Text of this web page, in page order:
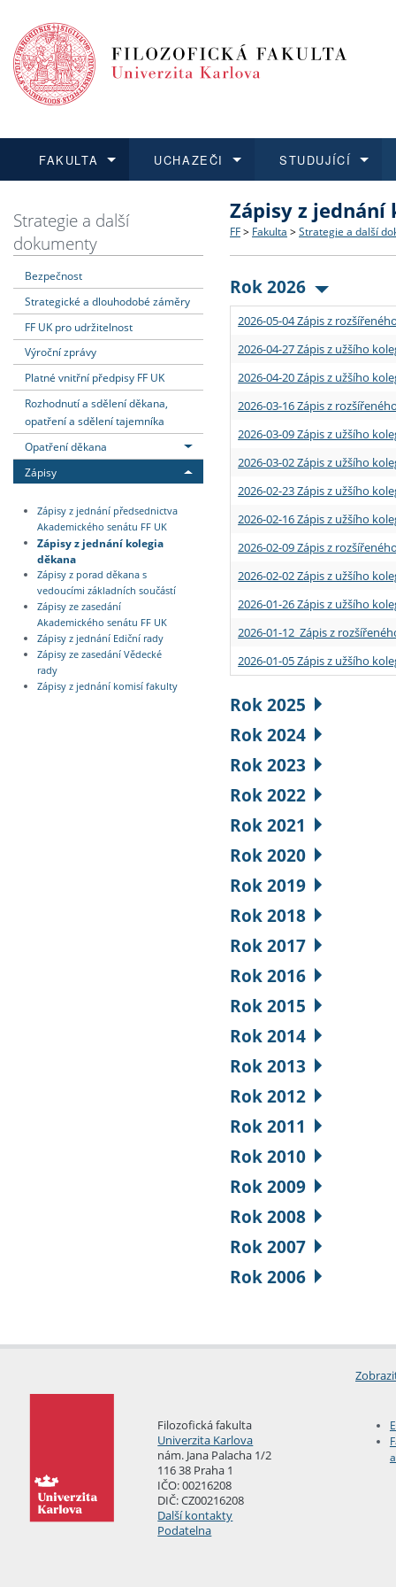
FAKULTA
Dozvědět se více
Struktura a historie
Strategie a další
Podpora a benefity pro
Absolventi fakulty
UCHAZEČI
Podat přihlášku
Co studovat a jak se
Učitelské studijní
Informace k průběhu
STUDUJÍCÍ
Dozvědět se více
Bakalářské a magisterské
Doktorské studium
Rigorózní řízení
Dozvědět se více
O vědě a výzkumu na FF
Akademické kvalifikace
Granty a projekty
Dozvědět se více
Aktuální nabídky a
Vyjíždějící studenti
Přijíždějící studenti
Vyjíždějící zaměstnanci
Strategie a další
dokumenty
Bezpečnost
Strategické a dlouhodobé záměry
FF UK pro udržitelnost
Výroční zprávy
Platné vnitřní předpisy FF UK
Rozhodnutí a sdělení děkana,
opatření a sdělení tajemníka
Opatření děkana
Zápisy
Zápisy z jednání předsednictva
Akademického senátu FF UK
Zápisy z jednání kolegia
děkana
Zápisy z porad děkana s
vedoucími základních součástí
Zápisy ze zasedání
Akademického senátu FF UK
Zápisy z jednání Ediční rady
Zápisy ze zasedání Vědecké
rady
Zápisy z jednání komisí fakulty
Zápisy z jednání
FF > Fakulta > Strategie a další
Rok 2026
2026-05-04 Zápis z
2026-04-27 Zápis z užšího
2026-04-20 Zápis z užšího
2026-03-16 Zápis z
2026-03-09 Zápis z užšího
2026-03-02 Zápis z užšího
2026-02-23 Zápis z užšího
2026-02-16 Zápis z užšího
2026-02-09 Zápis z
2026-02-02 Zápis z užšího
2026-01-26 Zápis z užšího
2026-01-12 Zápis z
2026-01-05 Zápis z užšího
Rok 2025
Rok 2024
Rok 2023
Rok 2022
Rok 2021
Rok 2020
Rok 2019
Rok 2018
Rok 2017
Rok 2016
Rok 2015
Rok 2014
Rok 2013
Rok 2012
Rok 2011
Rok 2010
Rok 2009
Rok 2008
Rok 2007
Rok 2006
Filozofická fakulta
Univerzita Karlova
nám. Jana Palacha 1/2
116 38 Praha 1
IČO: 00216208
DIČ: CZ00216208
Další kontakty
Podatelna